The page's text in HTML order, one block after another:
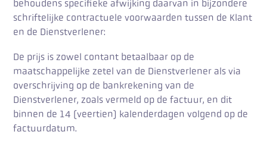
behoudens specifieke afwijking daarvan in bijzondere
schriftelijke contractuele voorwaarden tussen de Klant
en de Dienstverlener:
De prijs is zowel contant betaalbaar op de
maatschappelijke zetel van de Dienstverlener als via
overschrijving op de bankrekening van de
Dienstverlener, zoals vermeld op de factuur, en dit
binnen de 14 (veertien) kalenderdagen volgend op de
factuurdatum.